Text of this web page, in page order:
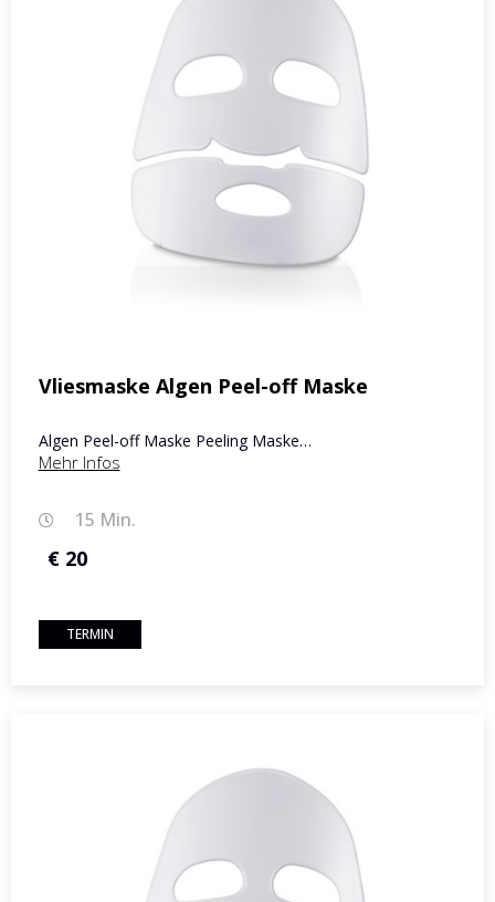
Vliesmaske Algen Peel-off Maske
Algen Peel-off Maske Peeling Maske…
Mehr Infos
15 Min.
€ 20
TERMIN